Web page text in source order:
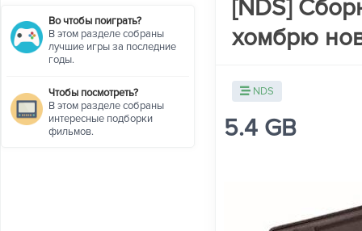
Во чтобы поиграть?
В этом разделе собраны
лучшие игры за последние
годы.
Чтобы посмотреть?
В этом разделе собраны
интересные подборки
фильмов.
[NDS]
хомбрю
NDS
5.4 GB